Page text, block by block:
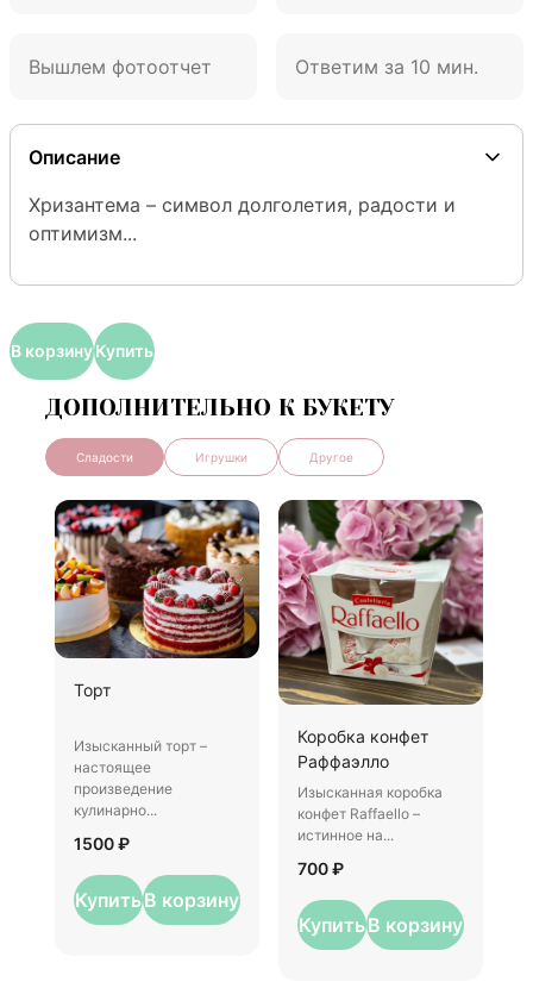
Вышлем фотоотчет Ответим за 10 мин.
Описание
Хризантема – символ долголетия, радости и
оптимизм...
В корзинуКупить
ДОПОЛНИТЕЛЬНО К БУКЕТУ
Сладости Игрушки Другое
Торт
Изысканный торт –
настоящее
произведение
кулинарно...
1500 ₽
КупитьВ корзину
Коробка конфет
Раффаэлло
Изысканная коробка
конфет Raffaello –
истинное на...
700 ₽
КупитьВ корзину